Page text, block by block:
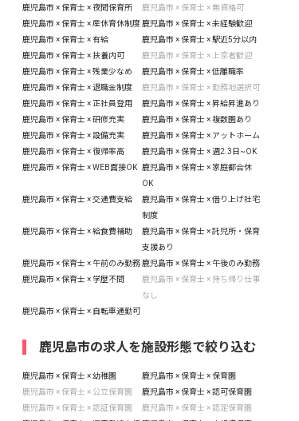
鹿児島市 × 保育士 × 夜間保育所
鹿児島市 × 保育士 × 無資格可
鹿児島市 × 保育士 × 産休育休制度鹿児島市 × 保育士 × 未経験歓迎
鹿児島市 × 保育士 × 有給
鹿児島市 × 保育士 × 駅近5分以内
鹿児島市 × 保育士 × 扶養内可
鹿児島市 × 保育士 × 上京者歓迎
鹿児島市 × 保育士 × 残業少なめ
鹿児島市 × 保育士 × 低離職率
鹿児島市 × 保育士 × 退職金制度
鹿児島市 × 保育士 × 勤務地選択可
鹿児島市 × 保育士 × 正社員登用
鹿児島市 × 保育士 × 昇給昇進あり
鹿児島市 × 保育士 × 研修充実
鹿児島市 × 保育士 × 複数園あり
鹿児島市 × 保育士 × 設備充実
鹿児島市 × 保育士 × アットホーム
鹿児島市 × 保育士 × 復帰率高
鹿児島市 × 保育士 × 週2.3日~OK
鹿児島市 × 保育士 × WEB面接OK 鹿児島市 × 保育士 × 家庭都合休
OK
鹿児島市 × 保育士 × 交通費支給
鹿児島市 × 保育士 × 借り上げ社宅
制度
鹿児島市 × 保育士 × 給食費補助
鹿児島市 × 保育士 × 託児所・保育
支援あり
鹿児島市 × 保育士 × 午前のみ勤務鹿児島市 × 保育士 × 午後のみ勤務
鹿児島市 × 保育士 × 学歴不問
鹿児島市 × 保育士 × 持ち帰り仕事
なし
鹿児島市 × 保育士 × 自転車通勤可
鹿児島市の求人を施設形態で絞り込む
鹿児島市 × 保育士 × 幼稚園
鹿児島市 × 保育士 × 保育園
鹿児島市 × 保育士 × 公立保育園
鹿児島市 × 保育士 × 認可保育園
鹿児島市 × 保育士 × 認証保育園
鹿児島市 × 保育士 × 認定保育園